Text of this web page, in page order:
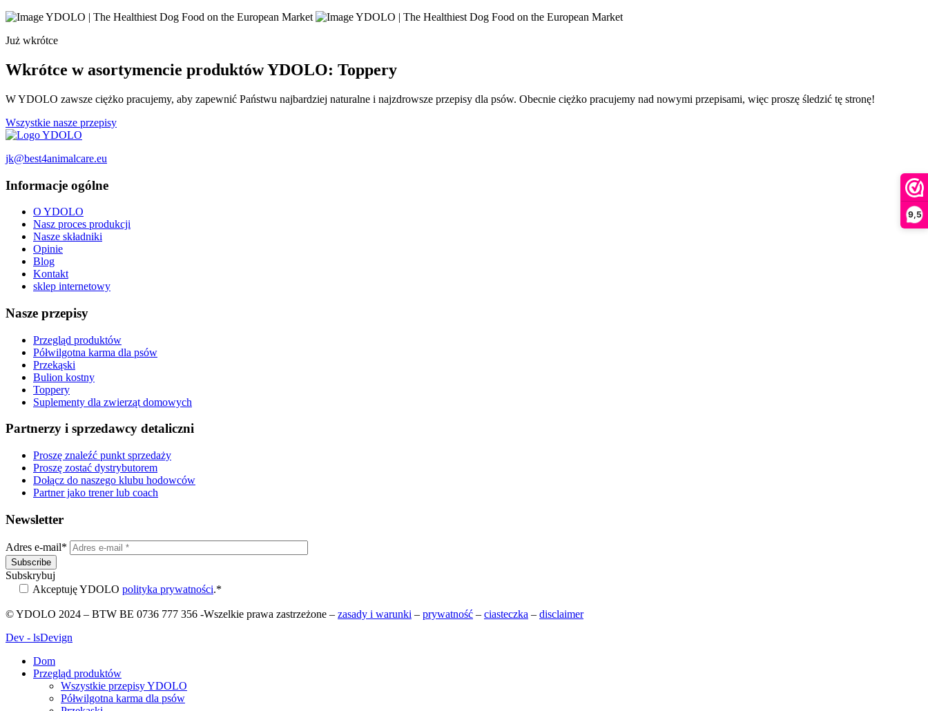
9,5
Już wkrótce
Wkrótce w asortymencie produktów YDOLO: Toppery
W YDOLO zawsze ciężko pracujemy, aby zapewnić Państwu najbardziej naturalne i najzdrowsze przepisy dla psów. Obecnie ciężko pracujemy nad nowymi przepisami, więc proszę śledzić tę stronę!
Wszystkie nasze przepisy
jk@best4animalcare.eu
Informacje ogólne
O YDOLO
Nasz proces produkcji
Nasze składniki
Opinie
Blog
Kontakt
sklep internetowy
Nasze przepisy
Przegląd produktów
Półwilgotna karma dla psów
Przekąski
Bulion kostny
Toppery
Suplementy dla zwierząt domowych
Partnerzy i sprzedawcy detaliczni
Proszę znaleźć punkt sprzedaży
Proszę zostać dystrybutorem
Dołącz do naszego klubu hodowców
Partner jako trener lub coach
Newsletter
Adres e-mail*
Subskrybuj
Akceptuję YDOLO polityka prywatności.*
leave
field
© YDOLO 2024 – BTW BE 0736 777 356 -Wszelkie prawa zastrzeżone – zasady i warunki – prywatność – ciasteczka – disclaimer
Dev - lsDevign
Dom
Przegląd produktów
Wszystkie przepisy YDOLO
Półwilgotna karma dla psów